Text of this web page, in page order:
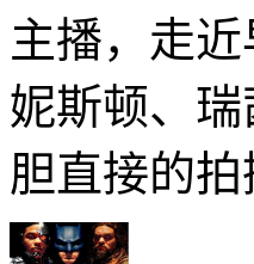
主播，走
妮斯顿、瑞
胆直接的